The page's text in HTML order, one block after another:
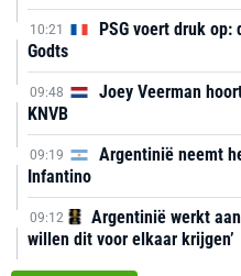
10:21
PSG voert druk
Godts
09:48
Joey Veerman
KNVB
09:19
Argentinië neemt
Infantino
09:12
Argentinië werkt
willen dit voor elkaar krijgen’